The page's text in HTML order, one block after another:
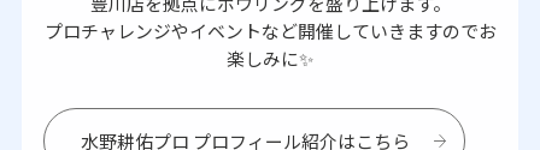
プロチャレンジやイベントなど開催していきますのでお
楽しみに✨
水野耕佑プロ プロフィール紹介はこちら